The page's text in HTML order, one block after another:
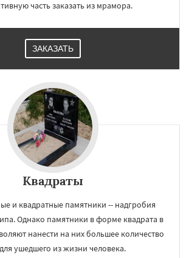
часть заказать из мрамора.
ЗАКАЗАТЬ
Квадраты
и квадратные памятники -- надгробия
Однако памятники в форме квадрата в
нанести на них большее количество
ушедшего из жизни человека.